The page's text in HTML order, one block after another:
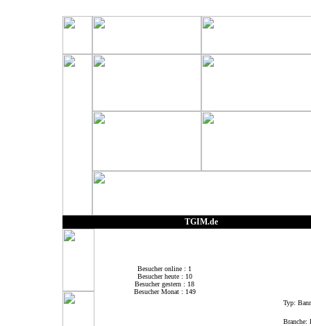
TGIM.de
Besucher online : 1
Besucher heute : 10
Besucher gestern : 18
Besucher Monat : 149
Typ:
Branche: